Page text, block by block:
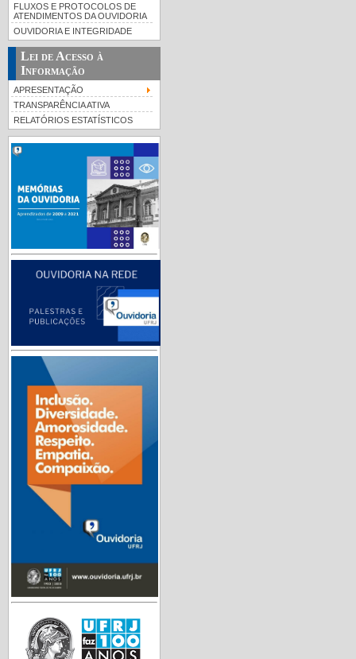
FLUXOS E PROTOCOLOS DE
ATENDIMENTOS DA OUVIDORIA
OUVIDORIA E INTEGRIDADE
Lei de Acesso à
Informação
APRESENTAÇÃO
TRANSPARÊNCIA ATIVA
RELATÓRIOS ESTATÍSTICOS